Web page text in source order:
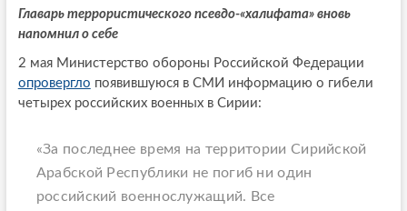
Главарь террористического псевдо-«халифата» вновь
напомнил о себе
2 мая Министерство обороны Российской Федерации
опровергло появившуюся в СМИ информацию о гибели
четырех российских военных в Сирии:
«За последнее время на территории Сирийской
Арабской Республики не погиб ни один
российский военнослужащий. Все